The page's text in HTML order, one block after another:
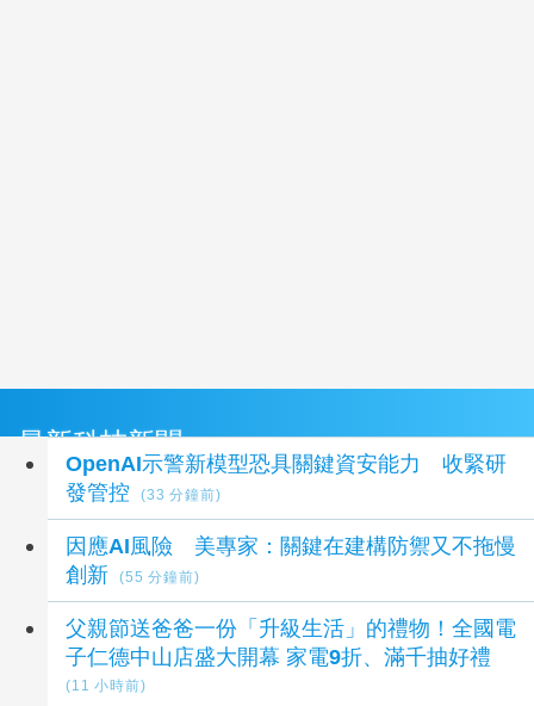
最新科技新聞
OpenAI示警新模型恐具關鍵資安能力 收緊研
發管控
(33 分鐘前)
因應AI風險 美專家：關鍵在建構防禦又不拖慢
創新
(55 分鐘前)
父親節送爸爸一份「升級生活」的禮物！全國電
子仁德中山店盛大開幕 家電9折、滿千抽好禮
(11 小時前)